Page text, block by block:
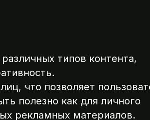
типов контента,
что позволяет
полезно как для личного
рекламных материалов.